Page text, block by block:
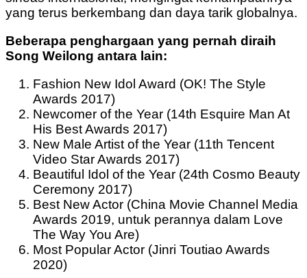
yang terus berkembang dan daya tarik globalnya.
Beberapa penghargaan yang pernah diraih
Song Weilong antara lain:
Fashion New Idol Award (OK! The Style
Awards 2017)
Newcomer of the Year (14th Esquire Man At
His Best Awards 2017)
New Male Artist of the Year (11th Tencent
Video Star Awards 2017)
Beautiful Idol of the Year (24th Cosmo Beauty
Ceremony 2017)
Best New Actor (China Movie Channel Media
Awards 2019, untuk perannya dalam Love
The Way You Are)
Most Popular Actor (Jinri Toutiao Awards
2020)